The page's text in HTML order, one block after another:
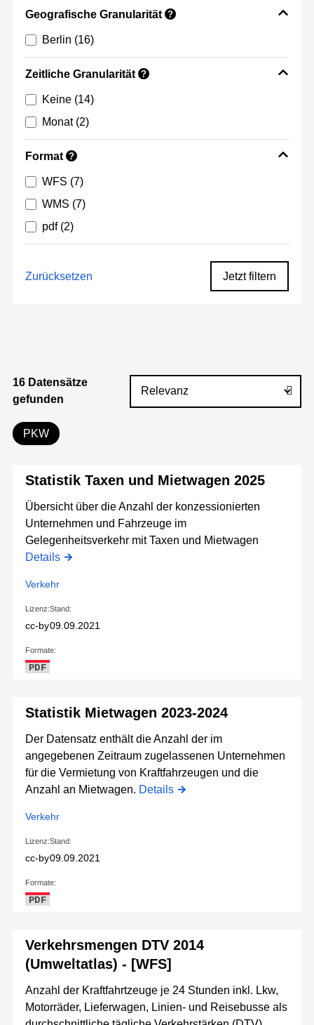
Geografische Granularität ?
Berlin (16)
Zeitliche Granularität ?
Keine (14)
Monat (2)
Format ?
WFS (7)
WMS (7)
pdf (2)
Zurücksetzen Jetzt filtern
16 Datensätze
gefunden
PKW
Statistik Taxen und Mietwagen 2025
Übersicht über die Anzahl der konzessionierten
Unternehmen und Fahrzeuge im
Gelegenheitsverkehr mit Taxen und Mietwagen
Details
Verkehr
Lizenz:
cc-by
Stand:
09.09.2021
Formate:
PDF
Statistik Mietwagen 2023-2024
Der Datensatz enthält die Anzahl der im
angegebenen Zeitraum zugelassenen Unternehmen
für die Vermietung von Kraftfahrzeugen und die
Anzahl an Mietwagen. Details
Verkehr
Lizenz:
cc-by
Stand:
09.09.2021
Formate:
PDF
Verkehrsmengen DTV 2014
(Umweltatlas) - [WFS]
Anzahl der Kraftfahrtzeuge je 24 Stunden inkl. Lkw,
Motorräder, Lieferwagen, Linien- und Reisebusse als